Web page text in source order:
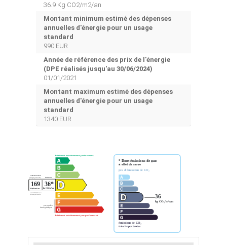
36.9 Kg CO2/m2/an
Montant minimum estimé des dépenses
annuelles d'énergie pour un usage
standard
990 EUR
Année de référence des prix de l'énergie
(DPE réalisés jusqu'au 30/06/2024)
01/01/2021
Montant maximum estimé des dépenses
annuelles d'énergie pour un usage
standard
1340 EUR